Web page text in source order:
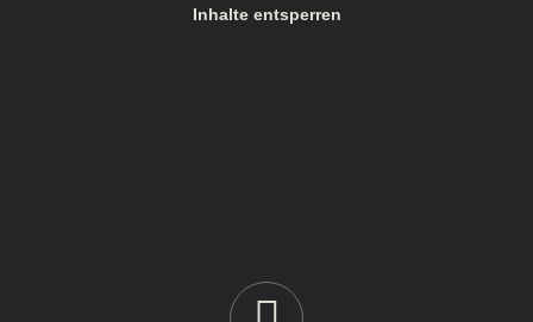
Inhalte entsperren